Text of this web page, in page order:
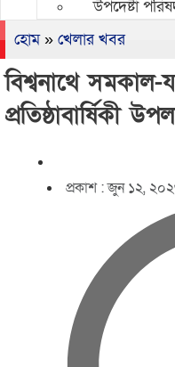
উপদেষ্টা
হোম» খেলার খবর
বিশ্বনাথে সমকাল-
প্রতিষ্ঠাবার্ষিকী
প্রকাশ :জুন ১২,